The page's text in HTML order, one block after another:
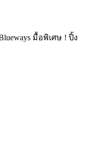
มื้อพิเศษ ! ปิ้ง